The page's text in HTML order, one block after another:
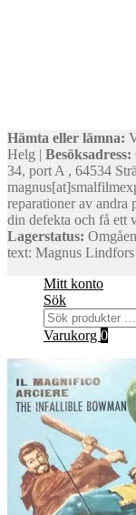
Hämta eller lämna:
Helg | Besöksadress:
34, port A , 64534
reparationer av andra
din defekta och få ett
Lagerstatus:
text: Magnus
Mitt konto
Sök
Sök
efter:
Varukorg 0